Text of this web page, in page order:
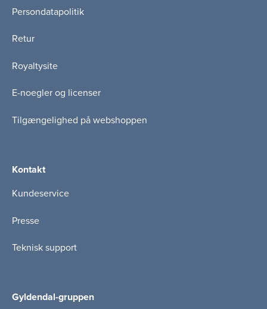
Persondatapolitik
Retur
Royaltysite
E-noegler og licenser
Tilgængelighed på webshoppen
Kontakt
Kundeservice
Presse
Teknisk support
Gyldendal-gruppen